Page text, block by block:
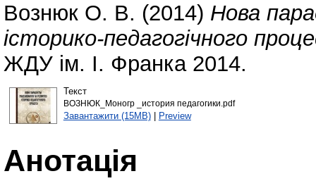
Вознюк О. В. (2014) Нова
історико-педагогічного
ЖДУ ім. І. Франка 2014.
Текст
ВОЗНЮК_Моногр _история педагогики.pdf
Завантажити (15MB)| Preview
Анотація